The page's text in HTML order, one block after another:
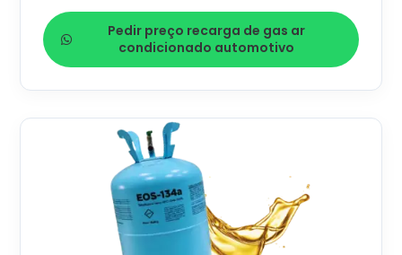
Pedir preço recarga de gas ar
condicionado automotivo